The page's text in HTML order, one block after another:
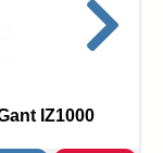
IZ1000